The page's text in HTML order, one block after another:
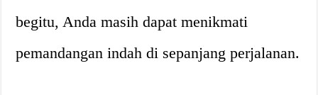
begitu, Anda masih dapat menikmati
pemandangan indah di sepanjang perjalanan.